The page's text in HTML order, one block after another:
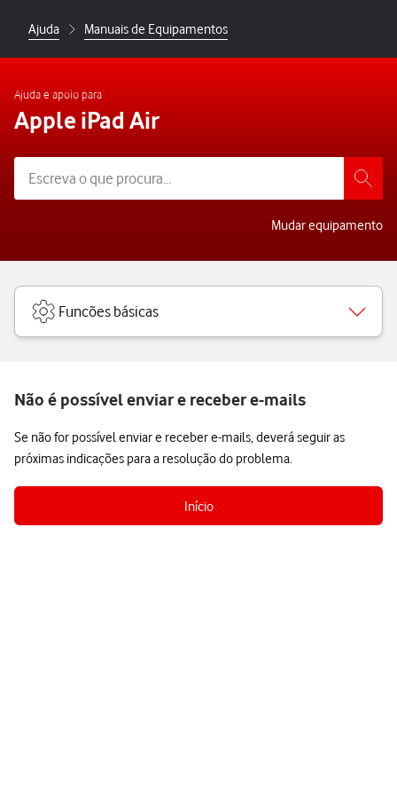
Ajuda Manuais de Equipamentos
Ajuda e apoio para
Apple iPad Air
Mudar equipamento
Funcões básicas
Não é possível enviar e receber e-mails
Se não for possível enviar e receber e-mails, deverá seguir as
próximas indicações para a resolução do problema.
Início